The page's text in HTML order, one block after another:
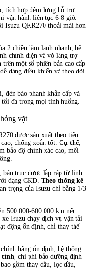
tích hợp đệm lưng hỗ trợ,
vận hành liên tục 6-8 giờ.
Isuzu QKR270 thoải mái hơn
2 chiều làm lạnh nhanh, hệ
chỉnh điện và vô lăng trợ
một số phiên bản cao cấp
dàng điều khiển và theo dõi
báo phanh khẩn cấp và
tối đa trong mọi tình huống.
vặt
được sản xuất theo tiêu
chống xoắn tốt. Cụ thể,
bảo độ chính xác cao, mối
bán trục được lắp ráp từ linh
dạng CKD. Theo thống kê
trọng của Isuzu chỉ bằng 1/3
500.000-600.000 km nếu
xe Isuzu chạy dịch vụ vận tải
động ổn định, chỉ thay thế
hãng ổn định, hệ thống
tính, chi phí bảo dưỡng định
gồm thay dầu, lọc dầu,